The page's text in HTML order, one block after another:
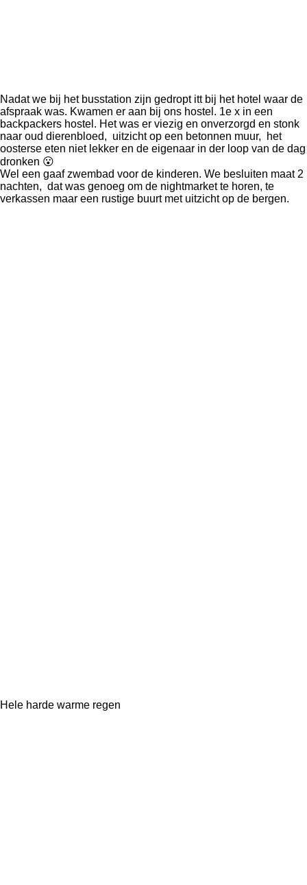
Nadat we bij het busstation zijn gedropt itt bij het hotel waar de
afspraak was. Kwamen er aan bij ons hostel. 1e x in een
backpackers hostel. Het was er viezig en onverzorgd en stonk
naar oud dierenbloed, uitzicht op een betonnen muur, het
oosterse eten niet lekker en de eigenaar in der loop van de dag
dronken 😮
Wel een gaaf zwembad voor de kinderen. We besluiten maat 2
nachten, dat was genoeg om de nightmarket te horen, te
verkassen maar een rustige buurt met uitzicht op de bergen.
Hele harde warme regen